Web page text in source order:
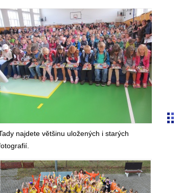
najdete většinu uložených i starých